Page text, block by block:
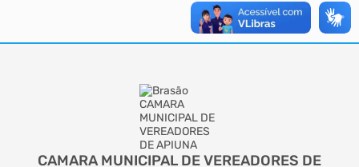
CAMARA MUNICIPAL DE VEREADORES DE